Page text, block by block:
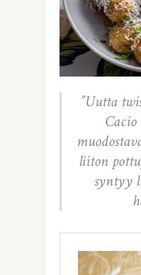
”Uutta
Cacio
liiton
syntyy